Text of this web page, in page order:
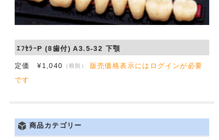
3D実体顕微鏡
会社概要
お問い合わせ
ｴﾌｾﾗｰP (8歯付) A3.5-32 下顎
定価 ¥1,040 （税別）
販売価格表示にはログインが必要
です
商品カテゴリー